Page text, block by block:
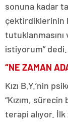
sonuna kadar
çektirdiklerinin
tutuklanmasını
istiyorum” dedi.
“NE ZAMAN
Kızı B.Y.’nin
“Kızım,
terapi alıyor. İlk